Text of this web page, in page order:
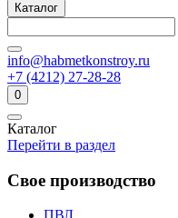
Каталог
info@habmetkonstroy.ru
+7 (4212) 27-28-28
0
Каталог
Перейти в раздел
Свое производство